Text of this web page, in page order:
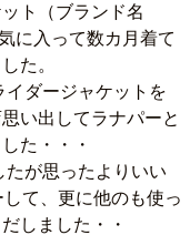
ト（ブランド名
に入って数カ月着て
た。
ダージャケットを
い出してラナパーと
た・・・
が思ったよりいい
て、更に他のも使っ
しました・・